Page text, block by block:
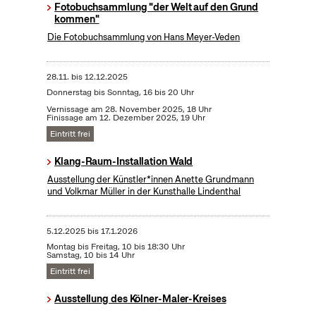
Fotobuchsammlung "der Welt auf den Grund
kommen"
Die Fotobuchsammlung von Hans Meyer-Veden
28.11. bis12.12.2025
Donnerstag bis Sonntag, 16 bis 20 Uhr
Vernissage am 28. November 2025, 18 Uhr
Finissage am 12. Dezember 2025, 19 Uhr
Eintritt frei
Klang-Raum-Installation Wald
Ausstellung der Künstler*innen Anette Grundmann
und Volkmar Müller in der Kunsthalle Lindenthal
5.12.2025bis17.1.2026
Montag bis Freitag, 10 bis 18:30 Uhr
Samstag, 10 bis 14 Uhr
Eintritt frei
Ausstellung des Kölner-Maler-Kreises